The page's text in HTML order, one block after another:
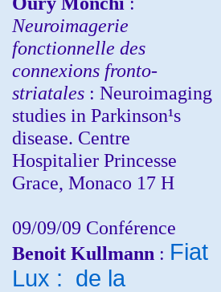
Neuroimagerie
fonctionnelle des
connexions fronto-
striatales : Neuroimaging
studies in Parkinson¹s
disease. Centre
Hospitalier Princesse
Grace, Monaco 17 H
09/09/09 Conférence
Benoit Kullmann : Fiat
Lux : de la